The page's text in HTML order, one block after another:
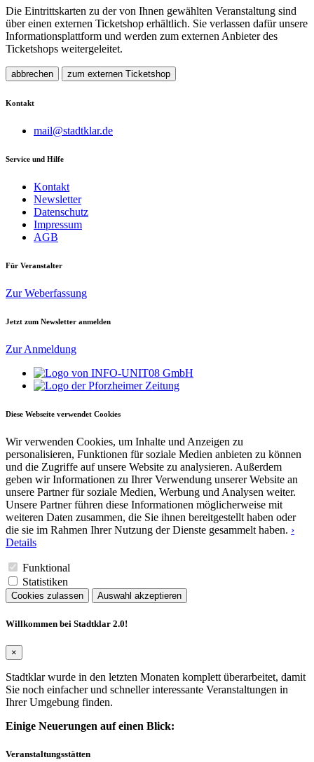
Die Eintrittskarten zu der von Ihnen gewählten Veranstaltung sind
über einen externen Ticketshop erhältlich. Sie verlassen dafür unsere
Informationsplattform und werden zum externen Anbieter des
Ticketshops weitergeleitet.
abbrechen zum externen Ticketshop
Kontakt
mail@stadtklar.de
Service und Hilfe
Kontakt
Newsletter
Datenschutz
Impressum
AGB
Für Veranstalter
Zur Weberfassung
Jetzt zum Newsletter anmelden
Zur Anmeldung
Diese Webseite verwendet Cookies
Wir verwenden Cookies, um Inhalte und Anzeigen zu
personalisieren, Funktionen für soziale Medien anbieten zu können
und die Zugriffe auf unsere Website zu analysieren. Außerdem
geben wir Informationen zu Ihrer Verwendung unserer Website an
unsere Partner für soziale Medien, Werbung und Analysen weiter.
Unsere Partner führen diese Informationen möglicherweise mit
weiteren Daten zusammen, die Sie ihnen bereitgestellt haben oder
die sie im Rahmen Ihrer Nutzung der Dienste gesammelt haben. ›
Details
Funktional
Statistiken
Cookies zulassen Auswahl akzeptieren
Willkommen bei Stadtklar 2.0!
×
Stadtklar wurde in den letzten Monaten komplett überarbeitet, damit
Sie noch einfacher und schneller interessante Veranstaltungen in
Ihrer Umgebung finden.
Einige Neuerungen auf einen Blick:
Veranstaltungsstätten